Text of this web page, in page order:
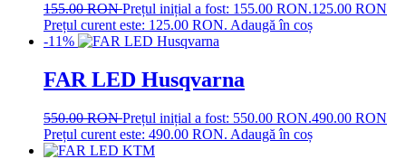
155.00RONPrețul inițial a fost: 155.00 RON.125.00 RON
Prețul curent este: 125.00 RON. Adaugă în coș
-11%
FAR LED Husqvarna
550.00RONPrețul inițial a fost: 550.00 RON.490.00 RON
Prețul curent este: 490.00 RON. Adaugă în coș